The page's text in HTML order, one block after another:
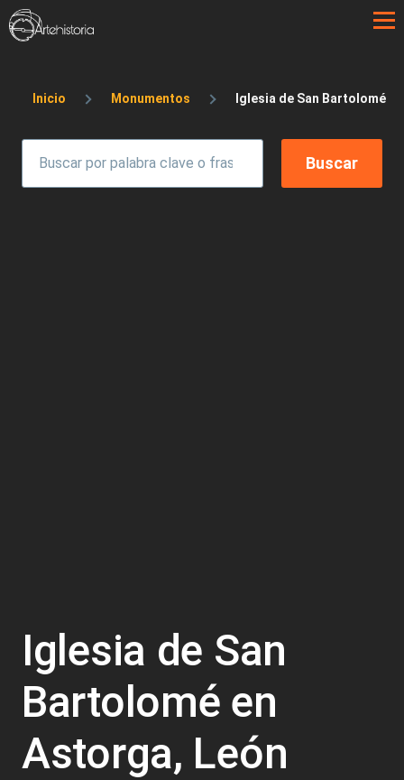
Pasar al contenido principal
Sobrescribir enlaces de ayuda a la
Inicio Monumentos Iglesia de San Bartolomé
Iglesia de San
Bartolomé en
Astorga, León